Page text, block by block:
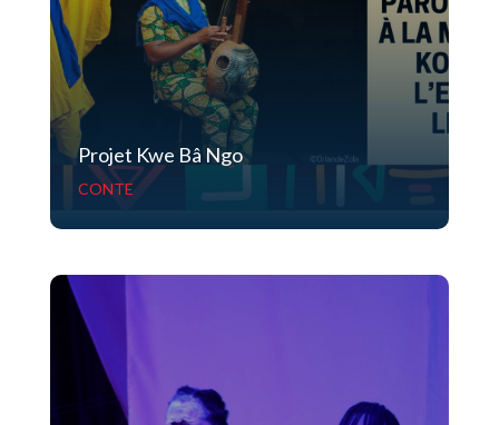
Projet Kwe Bâ Ngo
CONTE